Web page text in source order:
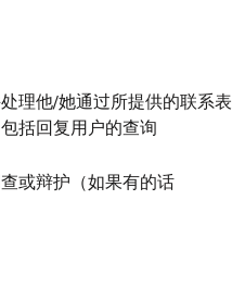
理他/她通过所提供的联系表
括回复用户的查询
或辩护（如果有的话